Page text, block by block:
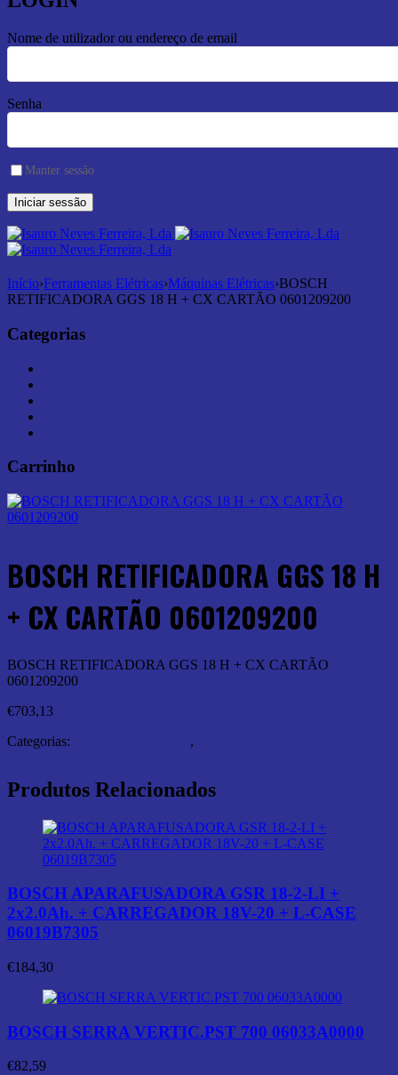
Nome de utilizador ou endereço de email
Senha
Manter sessão
Início›Ferramentas Elétricas›Máquinas Elétricas›BOSCH
RETIFICADORA GGS 18 H + CX CARTÃO 0601209200
Categorias
Carrinho
BOSCH RETIFICADORA GGS 18 H
+ CX CARTÃO 0601209200
BOSCH RETIFICADORA GGS 18 H + CX CARTÃO
0601209200
€703,13
Categorias:
,
Produtos Relacionados
BOSCH APARAFUSADORA GSR 18-2-LI +
2x2.0Ah. + CARREGADOR 18V-20 + L-CASE
06019B7305
€184,30
BOSCH SERRA VERTIC.PST 700 06033A0000
€82,59